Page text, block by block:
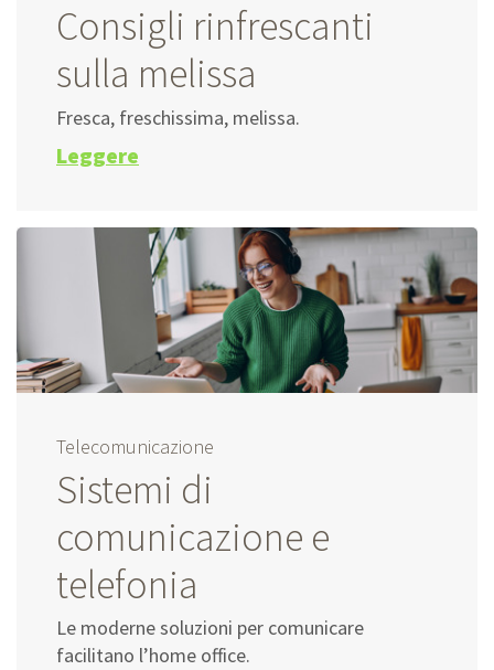
Consigli rinfrescanti
sulla melissa
Fresca, freschissima, melissa.
Leggere
Telecomunicazione
Sistemi di
comunicazione e
telefonia
Le moderne soluzioni per comunicare
facilitano l’home office.